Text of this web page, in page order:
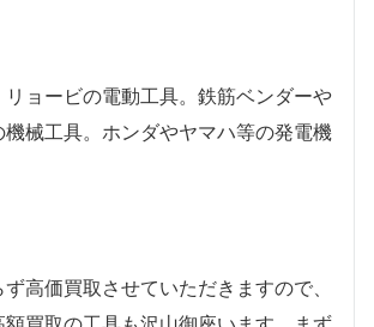
リョービの電動工具。鉄筋ベンダーや
機械工具。ホンダやヤマハ等の発電機
高価買取させていただきますので、